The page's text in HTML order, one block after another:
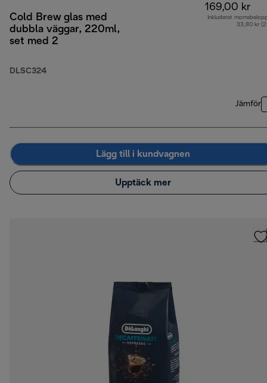
Cold Brew glas med
dubbla väggar, 220ml,
set med 2
DLSC324
169,00 kr
Inkluderat
33,80 kr
Jämför
Lägg till i kundvagnen
Upptäck mer